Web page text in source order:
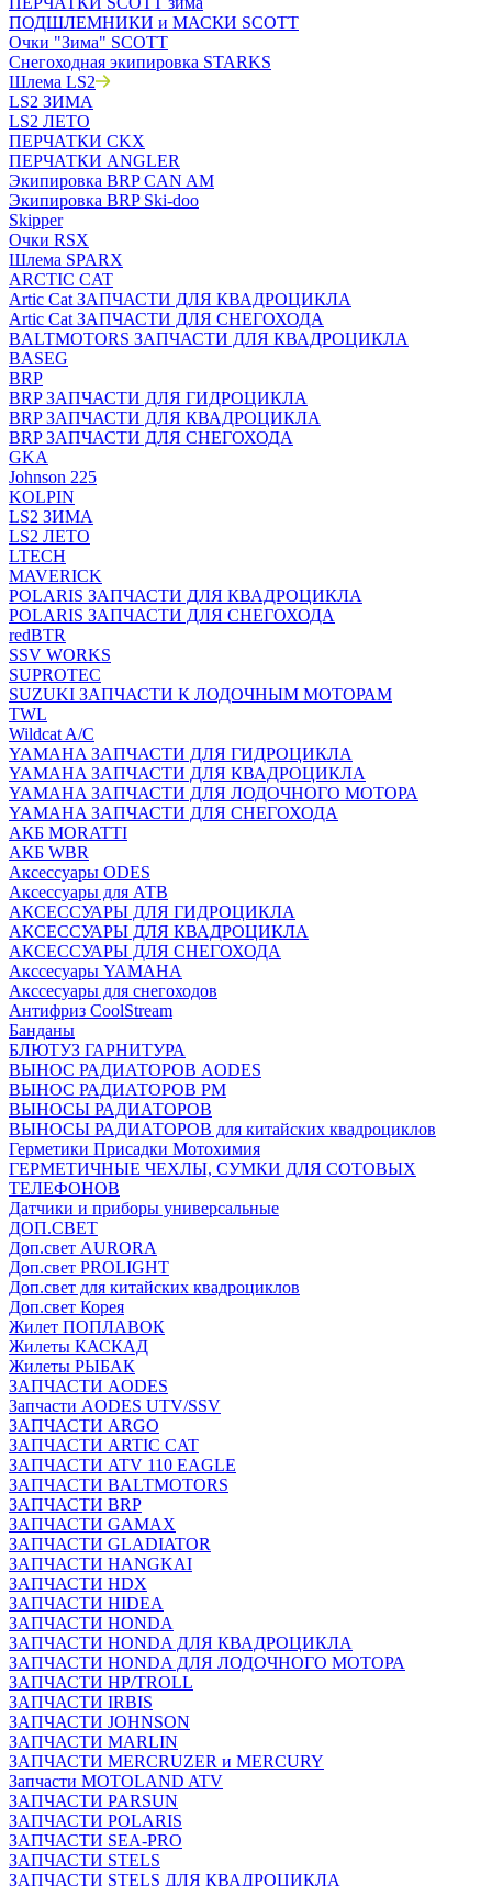
ПОДШЛЕМНИКИ и МАСКИ SCOTT
Очки "Зима" SCOTT
Снегоходная экипировка STARKS
Шлема LS2
LS2 ЗИМА
LS2 ЛЕТО
ПЕРЧАТКИ CKX
ПЕРЧАТКИ ANGLER
Экипировка BRP CAN AM
Экипировка BRP Ski-doo
Skipper
Очки RSX
Шлема SPARX
ARCTIC CAT
Artic Cat ЗАПЧАСТИ ДЛЯ КВАДРОЦИКЛА
Artic Cat ЗАПЧАСТИ ДЛЯ СНЕГОХОДА
BALTMOTORS ЗАПЧАСТИ ДЛЯ КВАДРОЦИКЛА
BASEG
BRP
BRP ЗАПЧАСТИ ДЛЯ ГИДРОЦИКЛА
BRP ЗАПЧАСТИ ДЛЯ КВАДРОЦИКЛА
BRP ЗАПЧАСТИ ДЛЯ СНЕГОХОДА
GKA
Johnson 225
KOLPIN
LS2 ЗИМА
LS2 ЛЕТО
LTECH
MAVERICK
POLARIS ЗАПЧАСТИ ДЛЯ КВАДРОЦИКЛА
POLARIS ЗАПЧАСТИ ДЛЯ СНЕГОХОДА
redBTR
SSV WORKS
SUPROTEC
SUZUKI ЗАПЧАСТИ К ЛОДОЧНЫМ МОТОРАМ
TWL
Wildcat A/C
YAMAHA ЗАПЧАСТИ ДЛЯ ГИДРОЦИКЛА
YAMAHA ЗАПЧАСТИ ДЛЯ КВАДРОЦИКЛА
YAMAHA ЗАПЧАСТИ ДЛЯ ЛОДОЧНОГО МОТОРА
YAMAHA ЗАПЧАСТИ ДЛЯ СНЕГОХОДА
АКБ MORATTI
АКБ WBR
Аксессуары ODES
Аксессуары для АТВ
АКСЕССУАРЫ ДЛЯ ГИДРОЦИКЛА
АКСЕССУАРЫ ДЛЯ КВАДРОЦИКЛА
АКСЕССУАРЫ ДЛЯ СНЕГОХОДА
Акссесуары YAMAHA
Акссесуары для снегоходов
Антифриз CoolStream
Банданы
БЛЮТУЗ ГАРНИТУРА
ВЫНОС РАДИАТОРОВ AODES
ВЫНОС РАДИАТОРОВ РМ
ВЫНОСЫ РАДИАТОРОВ
ВЫНОСЫ РАДИАТОРОВ для китайских квадроциклов
Герметики Присадки Мотохимия
ГЕРМЕТИЧНЫЕ ЧЕХЛЫ, СУМКИ ДЛЯ СОТОВЫХ
ТЕЛЕФОНОВ
Датчики и приборы универсальные
ДОП.СВЕТ
Доп.свет AURORA
Доп.свет PROLIGHT
Доп.свет для китайских квадроциклов
Доп.свет Корея
Жилет ПОПЛАВОК
Жилеты КАСКАД
Жилеты РЫБАК
ЗАПЧАСТИ AODES
Запчасти AODES UTV/SSV
ЗАПЧАСТИ ARGO
ЗАПЧАСТИ ARTIC CAT
ЗАПЧАСТИ ATV 110 EAGLE
ЗАПЧАСТИ BALTMOTORS
ЗАПЧАСТИ BRP
ЗАПЧАСТИ GAMAX
ЗАПЧАСТИ GLADIATOR
ЗАПЧАСТИ HANGKAI
ЗАПЧАСТИ HDX
ЗАПЧАСТИ HIDEA
ЗАПЧАСТИ HONDA
ЗАПЧАСТИ HONDA ДЛЯ КВАДРОЦИКЛА
ЗАПЧАСТИ HONDA ДЛЯ ЛОДОЧНОГО МОТОРА
ЗАПЧАСТИ HP/TROLL
ЗАПЧАСТИ IRBIS
ЗАПЧАСТИ JOHNSON
ЗАПЧАСТИ MARLIN
ЗАПЧАСТИ MERCRUZER и MERCURY
Запчасти MOTOLAND ATV
ЗАПЧАСТИ PARSUN
ЗАПЧАСТИ POLARIS
ЗАПЧАСТИ SEA-PRO
ЗАПЧАСТИ STELS
ЗАПЧАСТИ STELS ДЛЯ КВАДРОЦИКЛА